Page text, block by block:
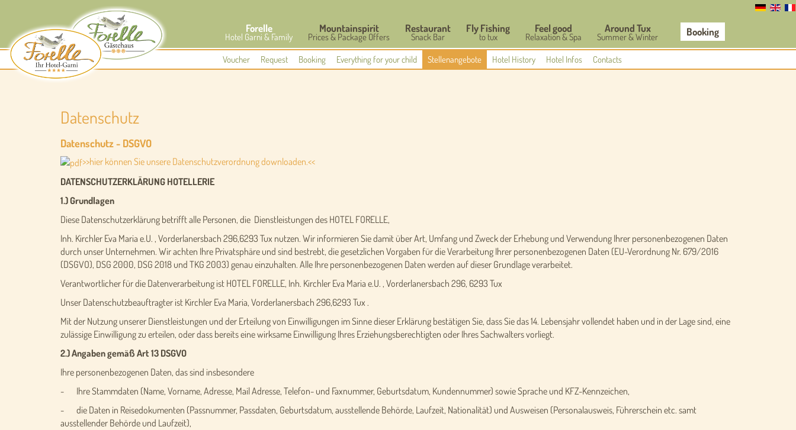
Forelle
Hotel Garni & Family
Mountainspirit
Prices & Package Offers
Restaurant
Snack Bar
Fly Fishing
to tux
Feel good
Relaxation & Spa
Around Tux
Summer & Winter Booking
Voucher Request Booking Everything for your child Stellenangebote Hotel History Hotel Infos Contacts
Datenschutz
Datenschutz - DSGVO
>>hier können Sie unsere Datenschutzverordnung downloaden.<<
DATENSCHUTZERKLÄRUNG HOTELLERIE
1.) Grundlagen
Diese Datenschutzerklärung betrifft alle Personen, die Dienstleistungen des HOTEL FORELLE,
Inh. Kirchler Eva Maria e.U. , Vorderlanersbach 296,6293 Tux nutzen. Wir informieren Sie damit über Art, Umfang und Zweck der Erhebung und Verwendung Ihrer personenbezogenen Daten
durch unser Unternehmen. Wir achten Ihre Privatsphäre und sind bestrebt, die gesetzlichen Vorgaben für die Verarbeitung Ihrer personenbezogenen Daten (EU-Verordnung Nr. 679/2016
(DSGVO), DSG 2000, DSG 2018 und TKG 2003) genau einzuhalten. Alle Ihre personenbezogenen Daten werden auf dieser Grundlage verarbeitet.
Verantwortlicher für die Datenverarbeitung ist HOTEL FORELLE, Inh. Kirchler Eva Maria e.U. , Vorderlanersbach 296, 6293 Tux
Unser Datenschutzbeauftragter ist Kirchler Eva Maria, Vorderlanersbach 296,6293 Tux .
Mit der Nutzung unserer Dienstleistungen und der Erteilung von Einwilligungen im Sinne dieser Erklärung bestätigen Sie, dass Sie das 14. Lebensjahr vollendet haben und in der Lage sind, eine
zulässige Einwilligung zu erteilen, oder dass bereits eine wirksame Einwilligung Ihres Erziehungsberechtigten oder Ihres Sachwalters vorliegt.
2.) Angaben gemäß Art 13 DSGVO
Ihre personenbezogenen Daten, das sind insbesondere
- Ihre Stammdaten (Name, Vorname, Adresse, Mail Adresse, Telefon- und Faxnummer, Geburtsdatum, Kundennummer) sowie Sprache und KFZ-Kennzeichen,
- die Daten in Reisedokumenten (Passnummer, Passdaten, Geburtsdatum, ausstellende Behörde, Laufzeit, Nationalität) und Ausweisen (Personalausweis, Führerschein etc. samt
ausstellender Behörde und Laufzeit),